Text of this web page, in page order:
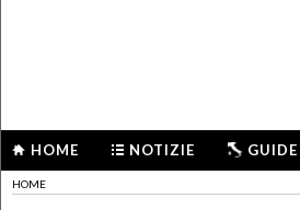
HOME NOTIZIE GUIDE
HOME